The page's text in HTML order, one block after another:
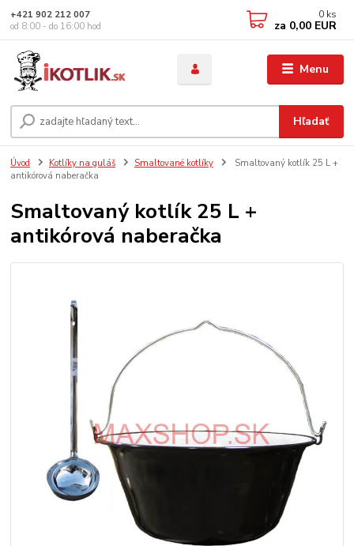
Menu
Hľadať
+421 902 212 007
od 8:00 - do 16:00 hod
0 ks
za 0,00 EUR
Úvod Kotlíky na guláš Smaltované kotlíky
Smaltovaný kotlík 25 L +
antikórová naberačka
Smaltovaný kotlík 25 L +
antikórová naberačka